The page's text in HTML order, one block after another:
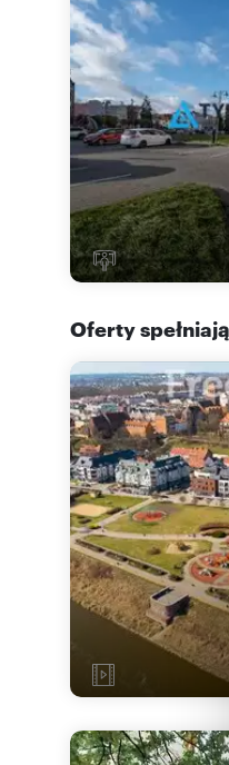
Oferty